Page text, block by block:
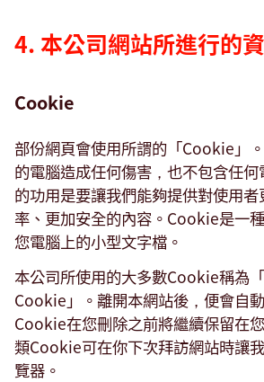
4. 本公司網站所進行的
Cookie
部份網頁會使用所謂的「Cookie」
的電腦造成任何傷害，也不包含任
的功用是要讓我們能夠提供對使用
率、更加安全的內容。Cookie是一
您電腦上的小型文字檔。
本公司所使用的大多數Cookie稱為
Cookie」。離開本網站後，便會自
Cookie在您刪除之前將繼續保留在
類Cookie可在你下次拜訪網站時讓
覽器。